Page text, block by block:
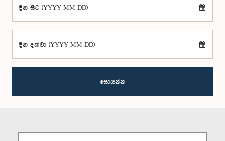
දින සිට (YYYY-MM-DD)
දින දක්වා (YYYY-MM-DD)
සොයන්න